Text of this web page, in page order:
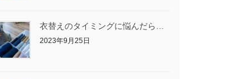
衣替えのタイミングに悩んだら…
2023年9月25日